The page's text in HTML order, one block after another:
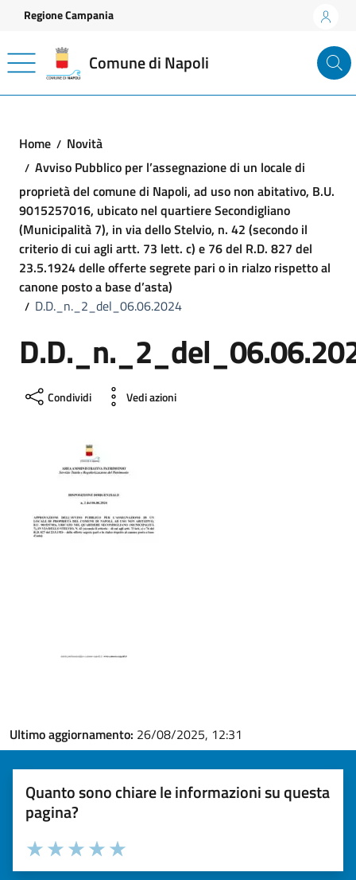
Vai ai contenuti
Vai al footer
Regione Campania
Comune di Napoli
Home
Novità
Avviso Pubblico per l’assegnazione di un locale di
proprietà del comune di Napoli, ad uso non abitativo, B.U.
9015257016, ubicato nel quartiere Secondigliano
(Municipalità 7), in via dello Stelvio, n. 42 (secondo il
criterio di cui agli artt. 73 lett. c) e 76 del R.D. 827 del
23.5.1924 delle offerte segrete pari o in rialzo rispetto al
canone posto a base d’asta)
D.D._n._2_del_06.06.2024
Condividi Vedi azioni
Ultimo aggiornamento: 26/08/2025, 12:31
Quanto sono chiare le informazioni su questa
pagina?
Valuta la chiarezza delle informazioni (da 1 a 5 stelle)
Seleziona il numero di stelle per valutare la chiarezza delle
Valuta 5 stelle su 5
Valuta 4 stelle su 5
Valuta 3 stelle su 5
Valuta 2 stelle su 5
Valuta 1 stelle su 5